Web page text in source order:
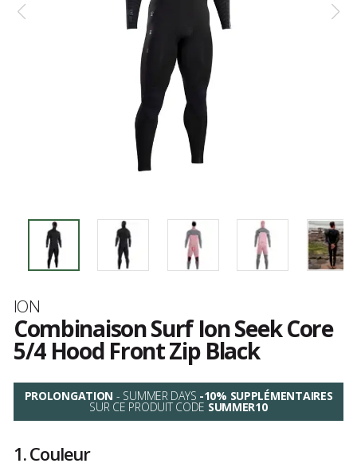
Marque
ION
Combinaison Surf Ion Seek Core
5/4 Hood Front Zip Black
avis
clients
PROLONGATION - SUMMER DAYS -10% SUPPLÉMENTAIRES
SUR CE PRODUIT CODE SUMMER10
1.Couleur